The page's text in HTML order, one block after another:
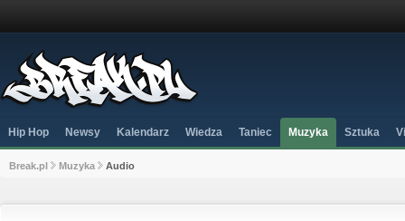
Hip Hop Newsy Kalendarz Wiedza Taniec Muzyka Sztuka
Break.pl Muzyka Audio